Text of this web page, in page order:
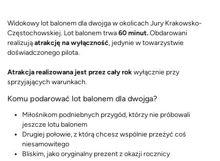
Widokowy lot balonem dla dwojga w okolicach Jury Krakowsko-
Częstochowskiej. Lot balonem trwa60 minut.Obdarowani
realizująatrakcję na wyłączność, jedynie w towarzystwie
doświadczonego pilota.
Atrakcja realizowana jest przez cały rokwyłącznie przy
sprzyjających warunkach.
Komu podarować lot balonem dla dwojga?
Miłośnikom podniebnych przygód, którzy nie próbowali
jeszcze lotu balonem
Drugiej połowie, z którą chcesz wspólnie przeżyć coś
niesamowitego
Bliskim, jako oryginalny prezent z okazji rocznicy